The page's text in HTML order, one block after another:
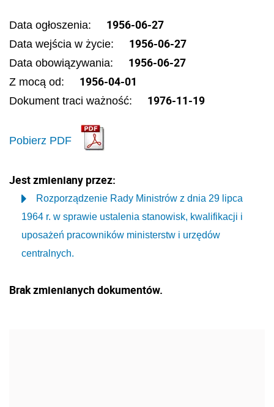
Data ogłoszenia: 1956-06-27
Data wejścia w życie: 1956-06-27
Data obowiązywania: 1956-06-27
Z mocą od: 1956-04-01
Dokument traci ważność: 1976-11-19
Pobierz PDF
Jest zmieniany przez:
Rozporządzenie Rady Ministrów z dnia 29 lipca
1964 r. w sprawie ustalenia stanowisk, kwalifikacji i
uposażeń pracowników ministerstw i urzędów
centralnych.
Brak zmienianych dokumentów.